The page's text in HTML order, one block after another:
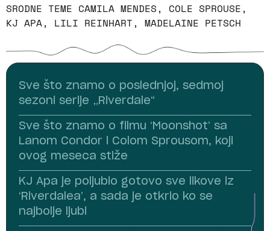
SRODNE TEME CAMILA MENDES, COLE SPROUSE,
KJ APA, LILI REINHART, MADELAINE PETSCH
Sve što znamo o poslednjoj, sedmoj
sezoni serije „Riverdale“
Sve što znamo o filmu ‘Moonshot’ sa
Lanom Condor i Colom Sprousom, koji
ovog meseca stiže
KJ Apa je poljubio gotovo sve likove iz
‘Riverdalea’, a sada je otkrio ko se
najbolje ljubi